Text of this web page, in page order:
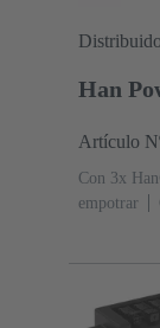
Han
Artículo
Con 3x
empotrar